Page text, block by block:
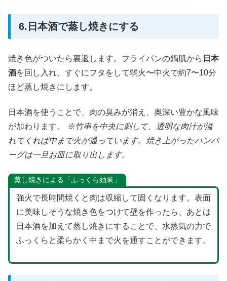
6.日本酒で蒸し焼きにする
焼き色がついたら裏返します。フライパンの鍋肌から 日本
酒を回し入れ、すぐにフタをして弱火〜中火で約7〜10分
ほど蒸し焼きにします。
日本酒を使うことで、肉の臭みが消え、奥深い豊かな風味
が加わります。
※竹串を中央に刺して、透明な肉汁が溢
れてくれば中まで火が通っています。焼き上がったハンバ
ーグは一旦お皿に取り出します。
蒸し焼きによる「ふっくら効果」
強火で長時間焼くと肉は収縮して固くなります。表面
に美味しそうな焼き色をつけて壁を作ったら、あとは
日本酒を加えて蒸し焼きにすることで、水蒸気の力で
ふっくらと柔らかく中まで火を通すことができます。